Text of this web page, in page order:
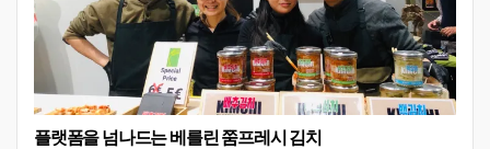
플랫폼을 넘나드는 베를린 쭘프레시 김치